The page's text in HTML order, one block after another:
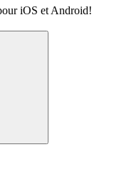
iOS et Android!